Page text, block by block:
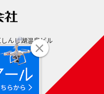
んじ湖温泉ビル